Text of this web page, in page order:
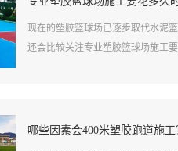
现在的塑胶篮球场已逐步取代水泥
还会比较关注专业塑胶篮球场施工
哪些因素会400米塑胶跑道施工